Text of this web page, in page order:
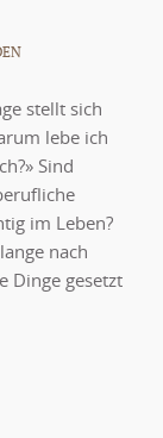
stellt sich
lebe ich
Sind
im Leben?
nach
Dinge gesetzt